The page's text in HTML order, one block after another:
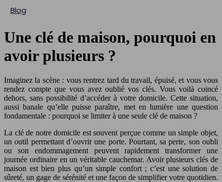
Blog
Une clé de maison, pourquoi en
avoir plusieurs ?
Imaginez la scène : vous rentrez tard du travail, épuisé, et vous vous
rendez compte que vous avez oublié vos clés. Vous voilà coincé
dehors, sans possibilité d’accéder à votre domicile. Cette situation,
aussi banale qu’elle puisse paraître, met en lumière une question
fondamentale : pourquoi se limiter à une seule clé de maison ?
La clé de notre domicile est souvent perçue comme un simple objet,
un outil permettant d’ouvrir une porte. Pourtant, sa perte, son oubli
ou son endommagement peuvent rapidement transformer une
journée ordinaire en un véritable cauchemar. Avoir plusieurs clés de
maison est bien plus qu’un simple confort ; c’est une solution de
sûreté, un gage de sérénité et une façon de simplifier votre quotidien.